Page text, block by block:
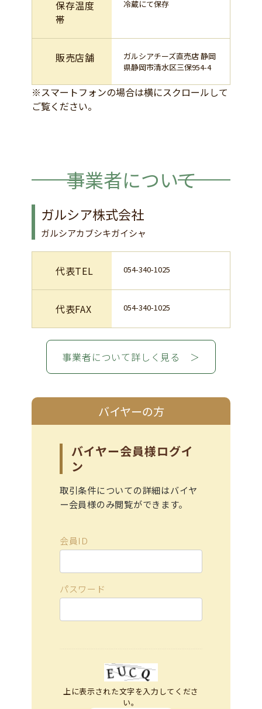
保存温度
帯
冷蔵にて保存
販売店舗
ガルシアチーズ直売店 静岡
県静岡市清水区三保954-4
※スマートフォンの場合は横にスクロールして
ご覧ください。
事業者について
ガルシア株式会社
ガルシアカブシキガイシャ
代表TEL 054-340-1025
代表FAX 054-340-1025
事業者について詳しく見る ＞
バイヤーの方
バイヤー会員様ログイ
ン
取引条件についての詳細はバイヤ
ー会員様のみ閲覧ができます。
会員ID
パスワード
上に表示された文字を入力してくださ
い。